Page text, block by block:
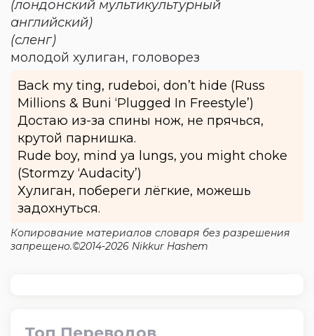
(лондонский мультикультурный
английский)
(сленг)
молодой хулиган, головорез
Back my ting, rudeboi, don’t hide (Russ
Millions & Buni ‘Plugged In Freestyle’)
Достаю из-за спины нож, не прячься,
крутой парнишка.
Rude boy, mind ya lungs, you might choke
(Stormzy ‘Audacity’)
Хулиган, побереги лёгкие, можешь
задохнуться.
Копирование материалов словаря без разрешения
запрещено.©2014-2026 Nikkur Hashem